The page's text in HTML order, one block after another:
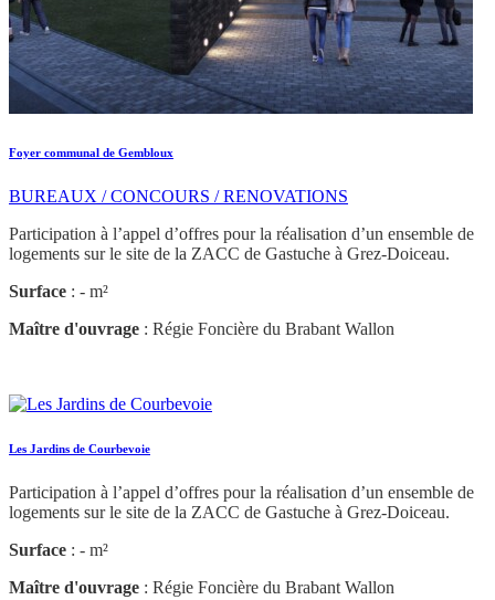
Foyer communal de Gembloux
BUREAUX / CONCOURS / RENOVATIONS
Participation à l’appel d’offres pour la réalisation d’un ensemble de
logements sur le site de la ZACC de Gastuche à Grez-Doiceau.
Surface : - m²
Maître d'ouvrage : Régie Foncière du Brabant Wallon
Les Jardins de Courbevoie
Participation à l’appel d’offres pour la réalisation d’un ensemble de
logements sur le site de la ZACC de Gastuche à Grez-Doiceau.
Surface : - m²
Maître d'ouvrage : Régie Foncière du Brabant Wallon